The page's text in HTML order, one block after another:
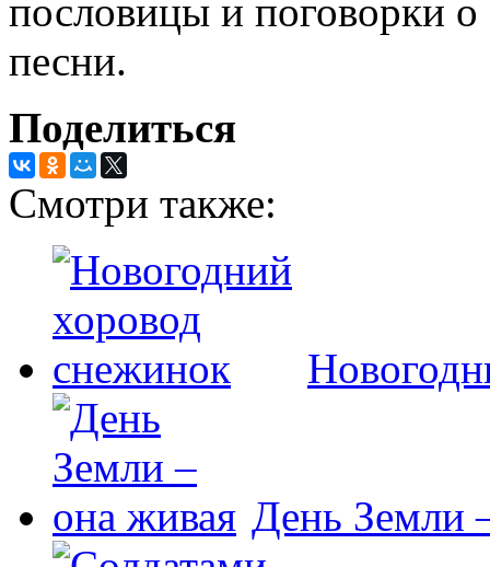
пословицы и поговорки
песни.
Поделиться
Смотри также:
День Земли